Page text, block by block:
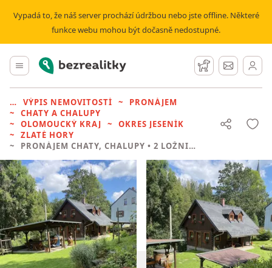
Vypadá to, že náš server prochází údržbou nebo jste offline. Některé
funkce webu mohou být dočasně nedostupné.
Hlavní menu
Bezrealitky Hlídací pes
Zprávy
VÝPIS NEMOVITOSTÍ
PRONÁJEM
CHATY A CHALUPY
OLOMOUCKÝ KRAJ
OKRES JESENÍK
ZLATÉ HORY
PRONÁJEM CHATY, CHALUPY • 2 LOŽNICE BEZ REALITKY